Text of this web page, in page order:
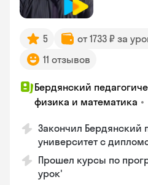
5 от 1733 ₽ за
11 отзывов
Бердянский
физика и математика •
Закончил Бердянский
университет с
Прошел курсы по
урок'